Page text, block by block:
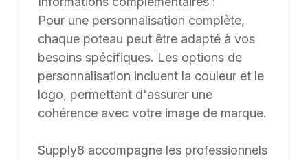
Pour une personnalisation complète,
chaque poteau peut être adapté à vos
besoins spécifiques. Les options de
personnalisation incluent la couleur et le
logo, permettant d'assurer une
cohérence avec votre image de marque.
Supply8 accompagne les professionnels